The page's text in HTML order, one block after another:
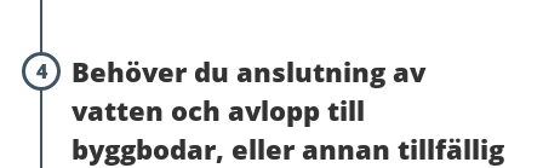
4
Behöver du anslutning av
vatten och avlopp till
byggbodar, eller annan tillfällig